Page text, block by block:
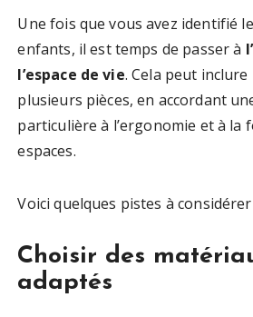
Une fois que vous avez identifié
enfants, il est temps de passer à
l’espace de vie. Cela peut
plusieurs pièces, en accordant
particulière à l’ergonomie et à la
espaces.
Voici quelques pistes à considérer
Choisir des
adaptés